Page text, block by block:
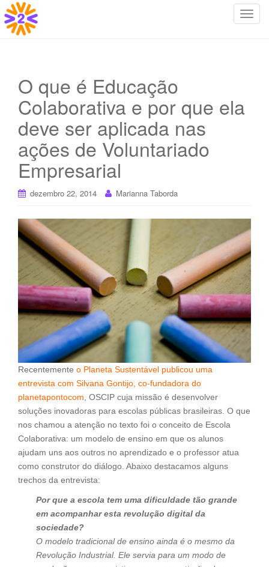
T
O que é Educação
Colaborativa e por que ela
deve ser aplicada nas
ações de Voluntariado
Empresarial
dezembro 22, 2014 Marianna Taborda
Recentemente o Planeta Sustentável publicou uma
entrevista com Silvana Gontijo, co-fundadora do
planetapontocom , OSCIP cuja missão é desenvolver
soluções inovadoras para escolas públicas brasileiras. O que
nos chamou a atenção no texto foi o conceito de Escola
Colaborativa: um modelo de ensino em que os alunos
ajudam uns aos outros no aprendizado e o professor atua
como construtor do diálogo. Abaixo destacamos alguns
trechos da entrevista:
Por que a escola tem uma dificuldade tão grande
em acompanhar esta revolução digital da
sociedade?
O modelo tradicional de ensino ainda é o mesmo da
Revolução Industrial. Ele servia para um modo de